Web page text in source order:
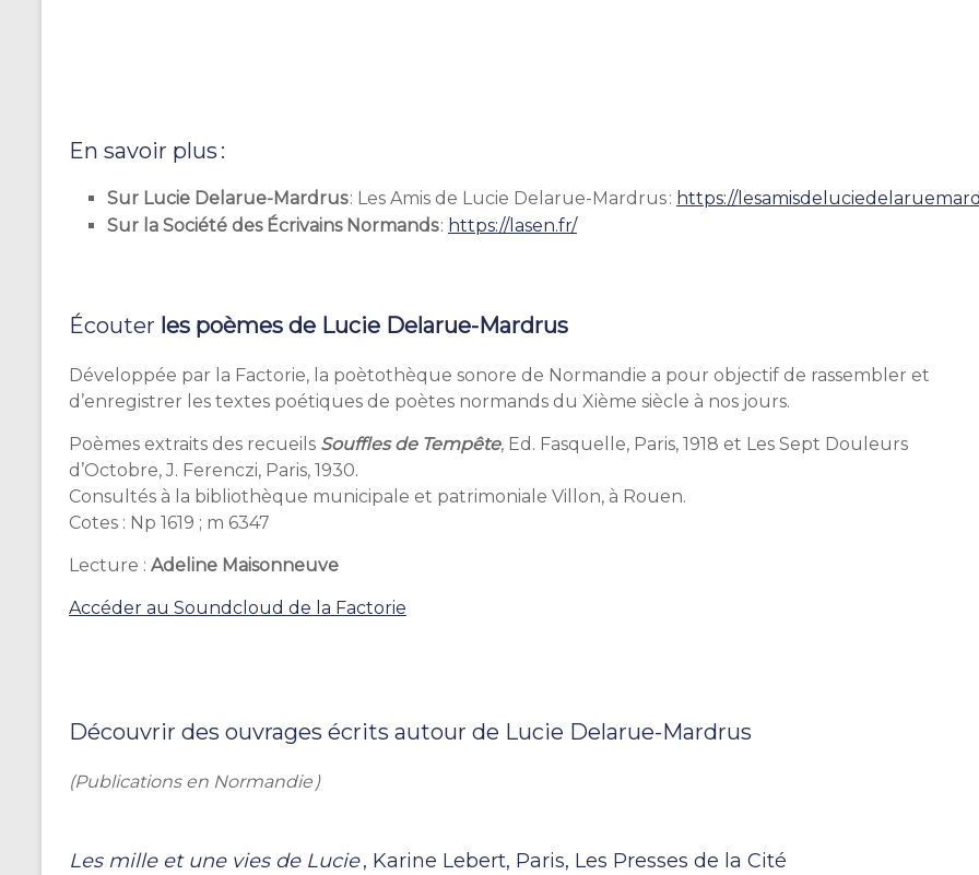
En savoir plus :
Sur Lucie Delarue-Mardrus: Les Amis de Lucie Delarue-Mardrus : https://
Sur la Société des Écrivains Normands: https://lasen.fr/
Écouter les poèmes de Lucie Delarue-Mardrus
Développée par la Factorie, la poètothèque sonore de Normandie a pour objectif de rassembler et
d’enregistrer les textes poétiques de poètes normands du Xième siècle à nos jours.
Poèmes extraits des recueils Souffles de Tempête, Ed. Fasquelle, Paris, 1918 et Les Sept Douleurs
d’Octobre, J. Ferenczi, Paris, 1930.
Consultés à la bibliothèque municipale et patrimoniale Villon, à Rouen.
Cotes : Np 1619 ; m 6347
Lecture : Adeline Maisonneuve
Accéder au Soundcloud de la Factorie
Découvrir des ouvrages écrits autour de Lucie Delarue-Mardrus
(Publications en Normandie )
Les mille et une vies de Lucie, Karine Lebert, Paris, Les Presses de la Cité